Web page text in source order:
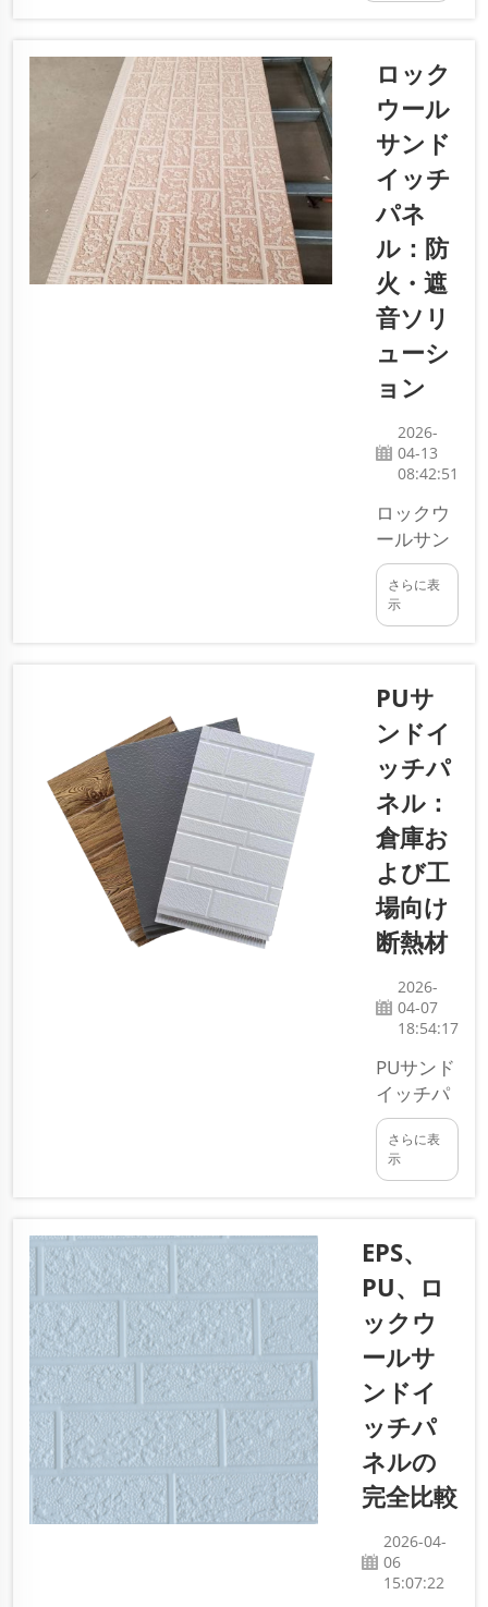
れているた
め、傷をつ
けないよう
に注意する
必要があり
ます…
な部屋で
す。病院や
研究施設な
ど、塵や微
生物を一切
許容できな
い場所で使
用されま
す。その重
要な構成要
素の一つ
が、壁およ
び天井用の
パネルで
す。当社
SDQIGONG
では、
150mmク
リーンルー
ムパネルを
販売してい
ます…
ロック
ウール
サンド
イッチ
パネ
ル：防
火・遮
音ソリ
ューシ
ョン
2026-
04-13
08:42:51
ロックウ
ールサン
ドイッチ
パネル
は、優れ
た特殊な
建築材料
です。通
常は金属
製の板を
2枚使用
し、その
間にロッ
クウール
断熱材を
挟んで製
造されま
す。これ
らのパネ
ルは強度
が高く、
軽量で、
非常に長
寿命で
さらに表
示
PUサ
ンドイ
ッチパ
ネル：
倉庫お
よび工
場向け
断熱材
2026-
04-07
18:54:17
PUサンド
イッチパ
ネルは、
金属また
はその他
層と、そ
の間にポ
リウレタ
ンフォー
ムを挟ん
だ特殊な
建築材料
です。こ
のフォー
ムは暖か
い毛布の
ように働
き、室内
を快適に
さらに表
示
EPS、
PU、ロ
ックウ
ールサ
ンドイ
ッチパ
ネルの
完全比較
2026-04-
06
15:07:22